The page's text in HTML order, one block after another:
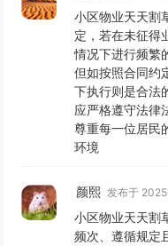
小区物业天天割
定，若在未征得
情况下进行频繁
但如按照合同约
下执行则是合法
应严格遵守法律
尊重每一位居民
环境
颜熙 发布于
小区物业天天割
频次、遵循规定